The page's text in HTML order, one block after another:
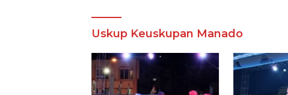
Uskup Keuskupan Manado